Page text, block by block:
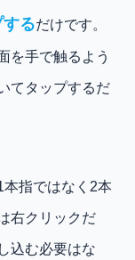
るだけです。
を手で触るよう
てタップするだ
指ではなく2本
右クリックだ
込む必要はな